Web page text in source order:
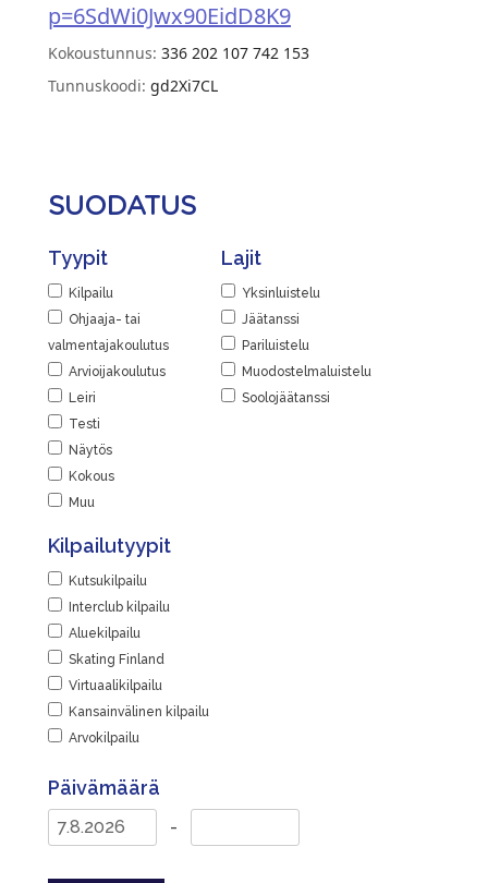
p=6SdWi0Jwx90EidD8K9
Kokoustunnus: 336 202 107 742 153
Tunnuskoodi: gd2Xi7CL
SUODATUS
Tyypit
Kilpailu
Ohjaaja- tai
valmentajakoulutus
Arvioijakoulutus
Leiri
Testi
Näytös
Kokous
Muu
Lajit
Yksinluistelu
Jäätanssi
Pariluistelu
Muodostelmaluistelu
Soolojäätanssi
Kilpailutyypit
Kutsukilpailu
Interclub kilpailu
Aluekilpailu
Skating Finland
Virtuaalikilpailu
Kansainvälinen kilpailu
Arvokilpailu
Päivämäärä
-